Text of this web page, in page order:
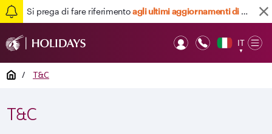
Si prega di fare riferimentoagli ultimi aggiornamenti di viaggio qui
IT
▼
Home / T&C
T&C